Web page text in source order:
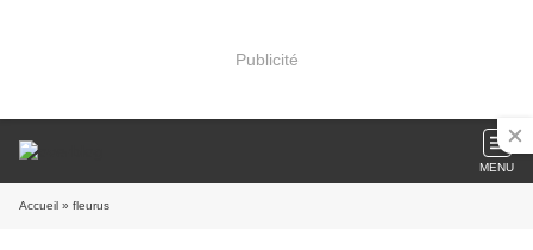
Publicité
MENU
Accueil » fleurus